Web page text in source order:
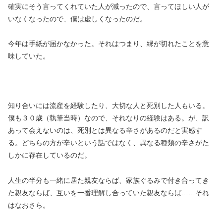
確実にそう言ってくれていた人が減ったので、言ってほしい人が
いなくなったので、僕は虚しくなったのだ。
今年は手紙が届かなかった。それはつまり、縁が切れたことを意
味していた。
知り合いには流産を経験したり、大切な人と死別した人もいる。
僕も３０歳（執筆当時）なので、それなりの経験はある。が、訳
あって会えないのは、死別とは異なる辛さがあるのだと実感す
る。どちらの方が辛いという話ではなく、異なる種類の辛さがた
しかに存在しているのだ。
人生の半分も一緒に居た親友ならば、家族ぐるみで付き合ってき
た親友ならば、互いを一番理解し合っていた親友ならば……それ
はなおさら。